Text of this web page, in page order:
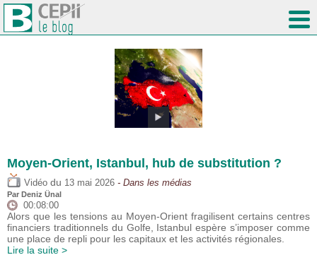
Moyen-Orient, Istanbul, hub de substitution ?
Vidéo du 13 mai 2026 - Dans les médias
Par Deniz Ünal
00:08:00
Alors que les tensions au Moyen-Orient fragilisent certains centres
financiers traditionnels du Golfe, Istanbul espère s’imposer comme
une place de repli pour les capitaux et les activités régionales.
Lire la suite >